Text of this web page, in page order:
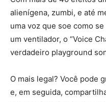
alienígena, zumbi, e até
uma voz que soe como
um ventilador, o “Voice
verdadeiro playground
O mais legal? Você pode
e, em seguida,